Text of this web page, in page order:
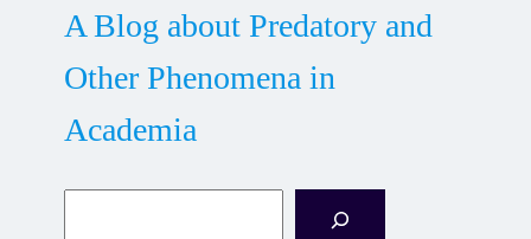
A Blog about Predatory and
Other Phenomena in
Academia